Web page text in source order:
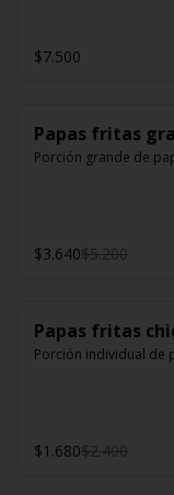
$7.500
Papas fritas
Porción grande de
$3.640$5.200
Papas fritas
Porción individual de
$1.680$2.400